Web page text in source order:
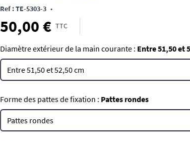
Ref : TE-5303-3 •
50,00 € TTC
Diamètre extérieur de la main courante : Entre 51,50 et
Forme des pattes de fixation : Pattes rondes